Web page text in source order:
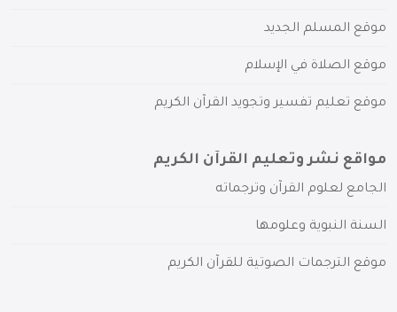
موقع المسلم الجديد
موقع الصلاة في الإسلام
موقع تعليم تفسير وتجويد القرآن الكريم
مواقع نشر وتعليم القرآن الكريم
الجامع لعلوم القرآن وترجماته
السنة النبوية وعلومها
موقع الترجمات الصوتية للقرآن الكريم